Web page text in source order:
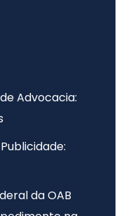
Advocacia:
da OAB